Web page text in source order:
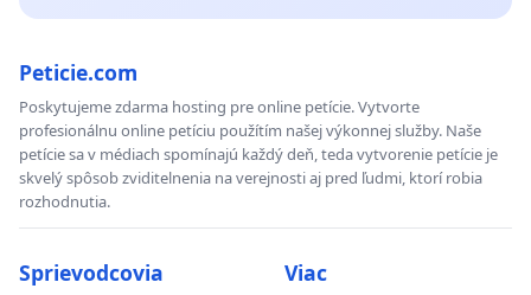
Peticie.com
Poskytujeme zdarma hosting pre online petície. Vytvorte
profesionálnu online petíciu použítím našej výkonnej služby. Naše
petície sa v médiach spomínajú každý deň, teda vytvorenie petície je
skvelý spôsob zviditelnenia na verejnosti aj pred ľudmi, ktorí robia
rozhodnutia.
Sprievodcovia Viac